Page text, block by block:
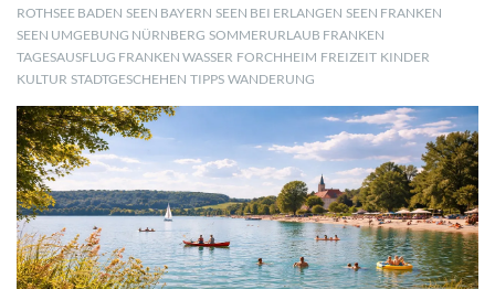
ROTHSEE BADEN SEEN BAYERN SEEN BEI ERLANGEN SEEN FRANKEN
SEEN UMGEBUNG NÜRNBERG SOMMERURLAUB FRANKEN
TAGESAUSFLUG FRANKEN WASSER FORCHHEIM FREIZEIT KINDER
KULTUR STADTGESCHEHEN TIPPS WANDERUNG